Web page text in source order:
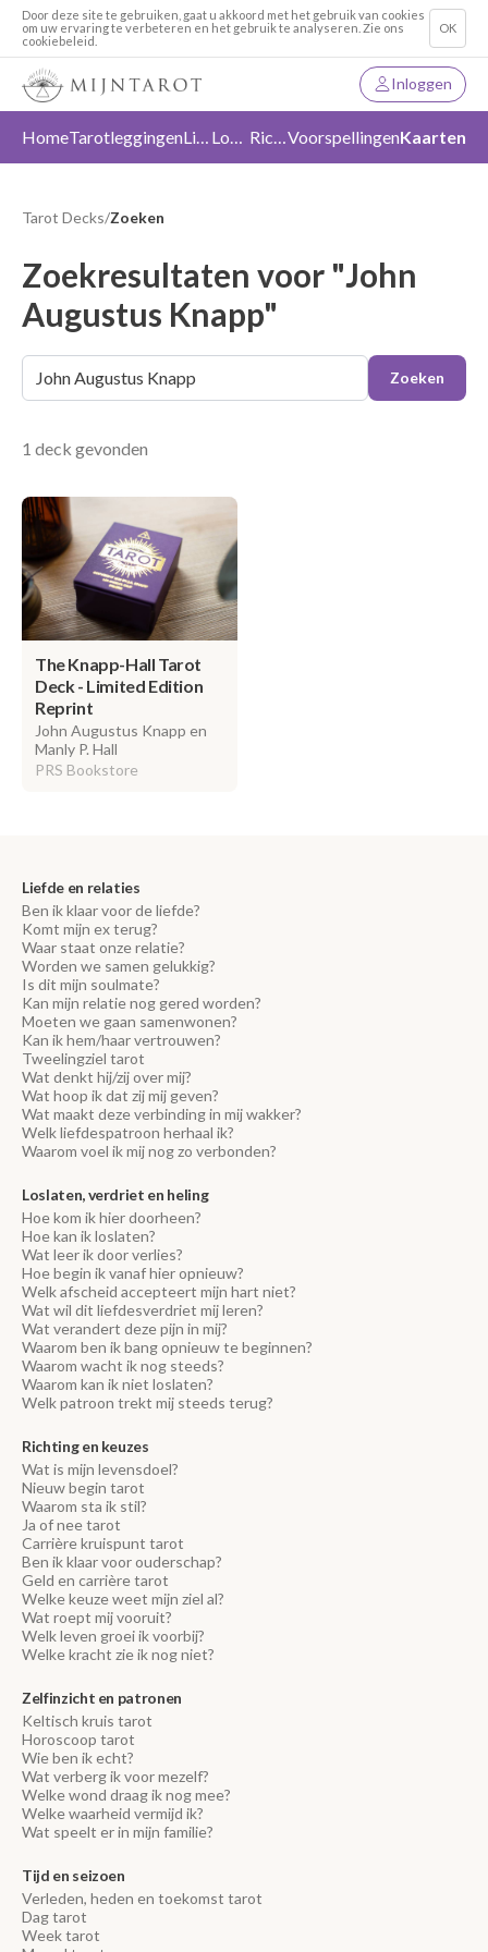
Door deze site te gebruiken, gaat u akkoord met het gebruik van cookies
om uw ervaring te verbeteren en het gebruik te analyseren. Zie ons
cookiebeleid.
OK
Inloggen
HomeTarotleggingen Liefde Loslaten RichtingVoorspellingenKaarten
Tarot Decks/Zoeken
Zoekresultaten voor "John
Augustus Knapp"
Zoeken
1 deck gevonden
The Knapp-Hall Tarot
Deck - Limited Edition
Reprint
John Augustus Knapp en
Manly P. Hall
PRS Bookstore
Liefde en relaties
Ben ik klaar voor de liefde?
Komt mijn ex terug?
Waar staat onze relatie?
Worden we samen gelukkig?
Is dit mijn soulmate?
Kan mijn relatie nog gered worden?
Moeten we gaan samenwonen?
Kan ik hem/haar vertrouwen?
Tweelingziel tarot
Wat denkt hij/zij over mij?
Wat hoop ik dat zij mij geven?
Wat maakt deze verbinding in mij wakker?
Welk liefdespatroon herhaal ik?
Waarom voel ik mij nog zo verbonden?
Loslaten, verdriet en heling
Hoe kom ik hier doorheen?
Hoe kan ik loslaten?
Wat leer ik door verlies?
Hoe begin ik vanaf hier opnieuw?
Welk afscheid accepteert mijn hart niet?
Wat wil dit liefdesverdriet mij leren?
Wat verandert deze pijn in mij?
Waarom ben ik bang opnieuw te beginnen?
Waarom wacht ik nog steeds?
Waarom kan ik niet loslaten?
Welk patroon trekt mij steeds terug?
Richting en keuzes
Wat is mijn levensdoel?
Nieuw begin tarot
Waarom sta ik stil?
Ja of nee tarot
Carrière kruispunt tarot
Ben ik klaar voor ouderschap?
Geld en carrière tarot
Welke keuze weet mijn ziel al?
Wat roept mij vooruit?
Welk leven groei ik voorbij?
Welke kracht zie ik nog niet?
Zelfinzicht en patronen
Keltisch kruis tarot
Horoscoop tarot
Wie ben ik echt?
Wat verberg ik voor mezelf?
Welke wond draag ik nog mee?
Welke waarheid vermijd ik?
Wat speelt er in mijn familie?
Tijd en seizoen
Verleden, heden en toekomst tarot
Dag tarot
Week tarot